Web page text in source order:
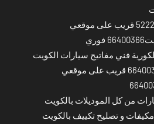
فني مفاتيح سيارات الكويت
من كل الموديلات بالكويت
و تصليح تكييف بالكويت